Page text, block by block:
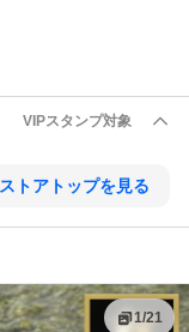
VIPスタンプ対象
ストアトップを見る
1/21